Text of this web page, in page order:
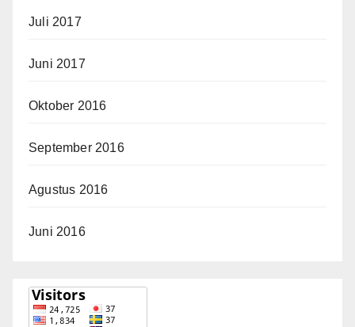
Juli 2017
Juni 2017
Oktober 2016
September 2016
Agustus 2016
Juni 2016